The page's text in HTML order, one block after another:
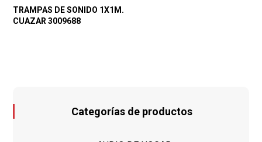
TRAMPAS DE SONIDO 1X1M.
CUAZAR 3009688
Categorías de productos